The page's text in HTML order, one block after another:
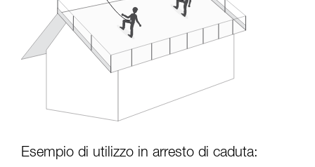
Esempio di utilizzo in arresto di caduta: